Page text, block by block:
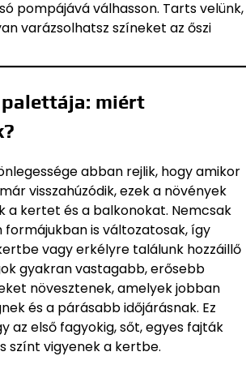
pompájává válhasson. Tarts velünk,
varázsolhatsz színeket az őszi
miért
abban rejlik, hogy amikor
visszahúzódik, ezek a növények
a kertet és a balkonokat. Nemcsak
formájukban is változatosak, így
vagy erkélyre találunk hozzáillő
gyakran vastagabb, erősebb
növesztenek, amelyek jobban
és a párásabb időjárásnak. Ez
az első fagyokig, sőt, egyes fajták
színt vigyenek a kertbe.